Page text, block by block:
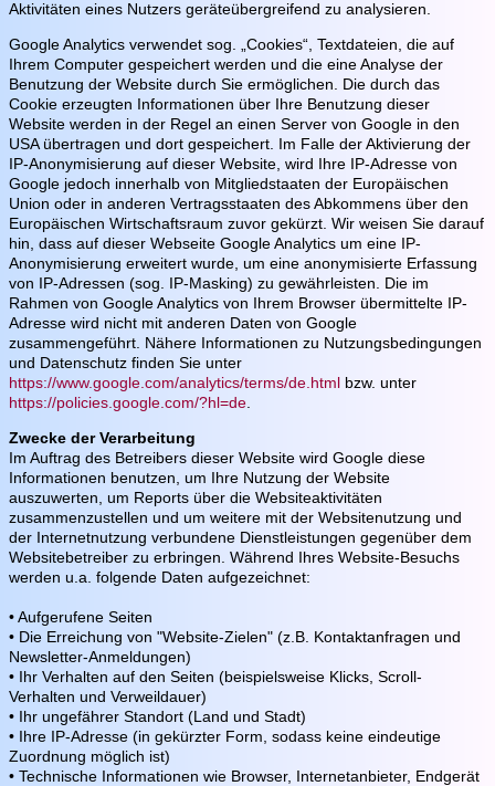
Satzung
Vereinsgeschichte
Sängerheim
Galerie
Kontakt/Anfahrt
Links
Disclaimer
Datenschutz
Heutige Besucher: 23
Besucher seit 01.04.2008: 167.653
Aktivitäten eines Nutzers geräteübergreifend zu analysieren.
Google Analytics verwendet sog. „Cookies“, Textdateien, die auf
Ihrem Computer gespeichert werden und die eine Analyse der
Benutzung der Website durch Sie ermöglichen. Die durch das
Cookie erzeugten Informationen über Ihre Benutzung dieser
Website werden in der Regel an einen Server von Google in den
USA übertragen und dort gespeichert. Im Falle der Aktivierung der
IP-Anonymisierung auf dieser Website, wird Ihre IP-Adresse von
Google jedoch innerhalb von Mitgliedstaaten der Europäischen
Union oder in anderen Vertragsstaaten des Abkommens über den
Europäischen Wirtschaftsraum zuvor gekürzt. Wir weisen Sie darauf
hin, dass auf dieser Webseite Google Analytics um eine IP-
Anonymisierung erweitert wurde, um eine anonymisierte Erfassung
von IP-Adressen (sog. IP-Masking) zu gewährleisten. Die im
Rahmen von Google Analytics von Ihrem Browser übermittelte IP-
Adresse wird nicht mit anderen Daten von Google
zusammengeführt. Nähere Informationen zu Nutzungsbedingungen
und Datenschutz finden Sie unter
https://www.google.com/analytics/terms/de.html
bzw. unter
https://policies.google.com/?hl=de.
Zwecke der Verarbeitung
Im Auftrag des Betreibers dieser Website wird Google diese
Informationen benutzen, um Ihre Nutzung der Website
auszuwerten, um Reports über die Websiteaktivitäten
zusammenzustellen und um weitere mit der Websitenutzung und
der Internetnutzung verbundene Dienstleistungen gegenüber dem
Websitebetreiber zu erbringen. Während Ihres Website-Besuchs
werden u.a. folgende Daten aufgezeichnet:
• Aufgerufene Seiten
• Die Erreichung von "Website-Zielen" (z.B. Kontaktanfragen und
Newsletter-Anmeldungen)
• Ihr Verhalten auf den Seiten (beispielsweise Klicks, Scroll-
Verhalten und Verweildauer)
• Ihr ungefährer Standort (Land und Stadt)
• Ihre IP-Adresse (in gekürzter Form, sodass keine eindeutige
Zuordnung möglich ist)
• Technische Informationen wie Browser, Internetanbieter, Endgerät